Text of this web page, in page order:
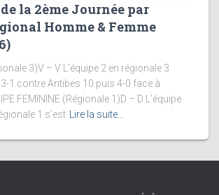
la 2ème Journée par
Homme & Femme
3)V – V L’équipe 2 en régionale 3
1 contre Antibes 10 puis 4-0 face à
FEMININE (Régionale 1)D – D L’équipe
1 s’est
Lire la suite…